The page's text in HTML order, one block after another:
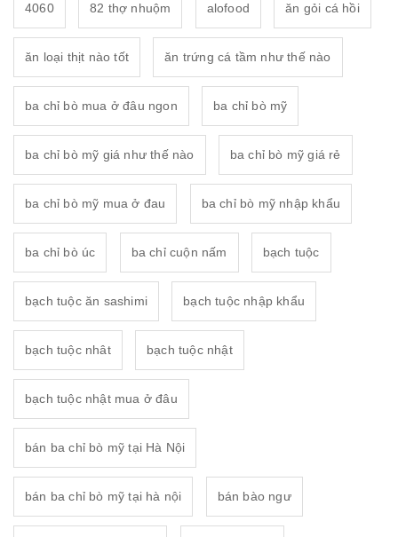
4060 82 thợ nhuộm alofood ăn gỏi cá hồi
ăn loại thịt nào tốt ăn trứng cá tầm như thế nào
ba chỉ bò mua ở đâu ngon ba chỉ bò mỹ
ba chỉ bò mỹ giá như thế nào ba chỉ bò mỹ giá rẻ
ba chỉ bò mỹ mua ở đau ba chỉ bò mỹ nhập khẩu
ba chỉ bò úc ba chỉ cuộn nấm bạch tuộc
bạch tuộc ăn sashimi bạch tuộc nhập khẩu
bạch tuộc nhât bạch tuộc nhật
bạch tuộc nhật mua ở đâu
bán ba chỉ bò mỹ tại Hà Nội
bán ba chỉ bò mỹ tại hà nội bán bào ngư